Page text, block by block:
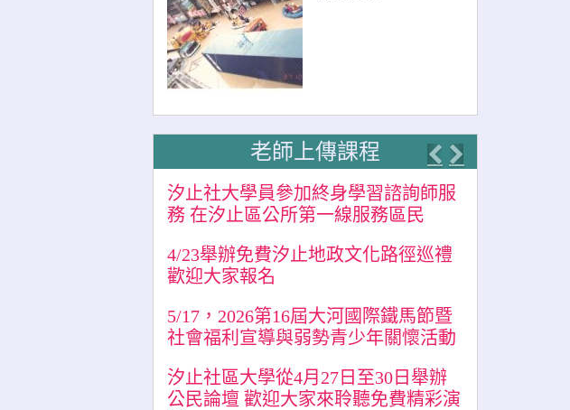
老師上傳課程
Previous
Next
汐止社大學員參加終身學習諮詢師服
務 在汐止區公所第一線服務區民
4/23舉辦免費汐止地政文化路徑巡禮
歡迎大家報名
5/17，2026第16屆大河國際鐵馬節暨
社會福利宣導與弱勢青少年關懷活動
汐止社區大學從4月27日至30日舉辦
公民論壇 歡迎大家來聆聽免費精彩演